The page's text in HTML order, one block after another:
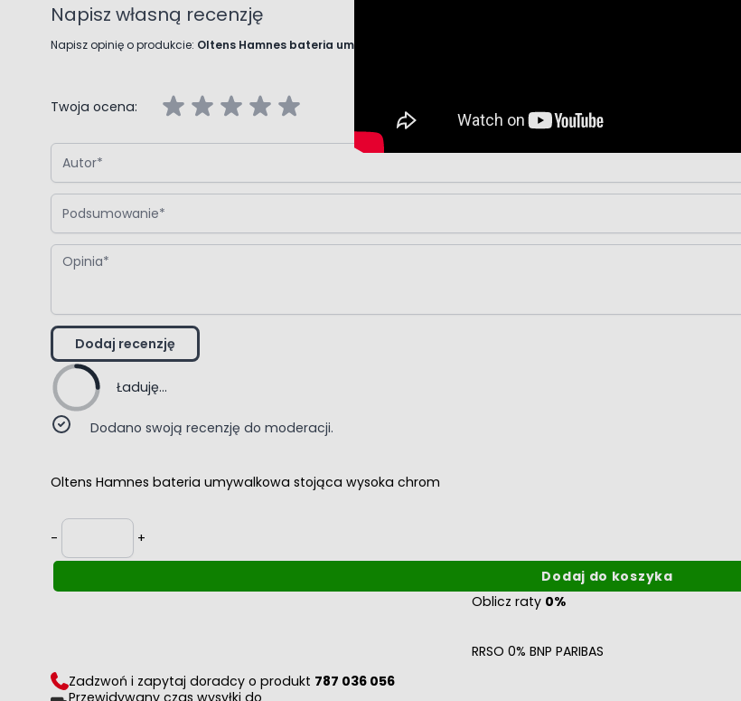
Napisz własną recenzję
Napisz opinię o produkcie: Oltens Hamnes bateria umywalkowa stojąca wysoka chrom
Twoja ocena:
Autor
Podsumowanie
Opinia
Dodaj recenzję
Ładuję...
Dodano swoją recenzję do moderacji.
Oltens Hamnes bateria umywalkowa stojąca wysoka chrom
-
Ilość
+
Dodaj do koszyka
Oblicz raty 0%
RRSO 0% BNP PARIBAS
Zadzwoń i zapytaj doradcy o produkt 787 036 056
Przewidywany czas wysyłki do